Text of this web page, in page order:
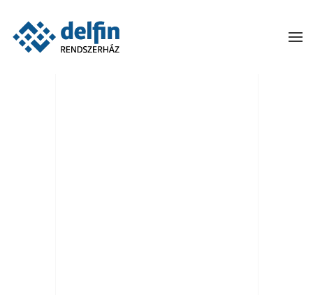
Skip to main content